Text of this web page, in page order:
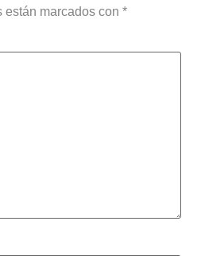
están marcados con *